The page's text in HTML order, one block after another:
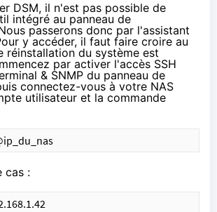
DSM, il n'est pas possible de
intégré au panneau de
passerons donc par l'assistant
y accéder, il faut faire croire au
réinstallation du système est
par activer l'accès SSH
& SNMP du panneau de
connectez-vous à votre NAS
utilisateur et la commande
cas :